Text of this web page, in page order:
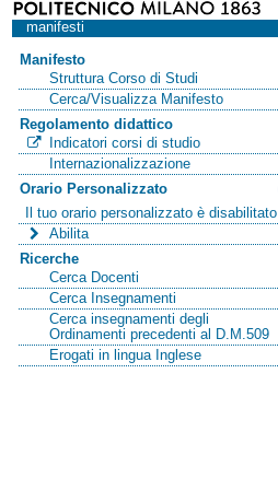
manifesti
Manifesto
Struttura Corso di Studi
Cerca/Visualizza Manifesto
Regolamento didattico
Indicatori corsi di studio
Internazionalizzazione
Orario Personalizzato
Il tuo orario personalizzato è disabilitato
Abilita
Ricerche
Cerca Docenti
Cerca Insegnamenti
Cerca insegnamenti degli
Ordinamenti precedenti al D.M.509
Erogati in lingua Inglese